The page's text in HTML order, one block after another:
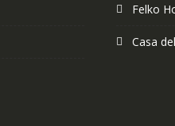
Felko
Casa